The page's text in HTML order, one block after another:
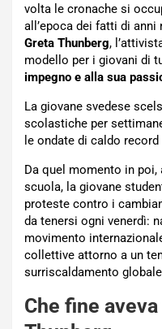
volta le cronache si
all’epoca dei fatti di anni
Greta Thunberg,
modello per i giovani di
impegno e alla sua
La giovane svedese
scolastiche per
le ondate di caldo
Da quel momento in
scuola, la giovane
proteste contro i
da tenersi ogni venerdì:
movimento
collettive attorno a un
surriscaldamento
Che fine